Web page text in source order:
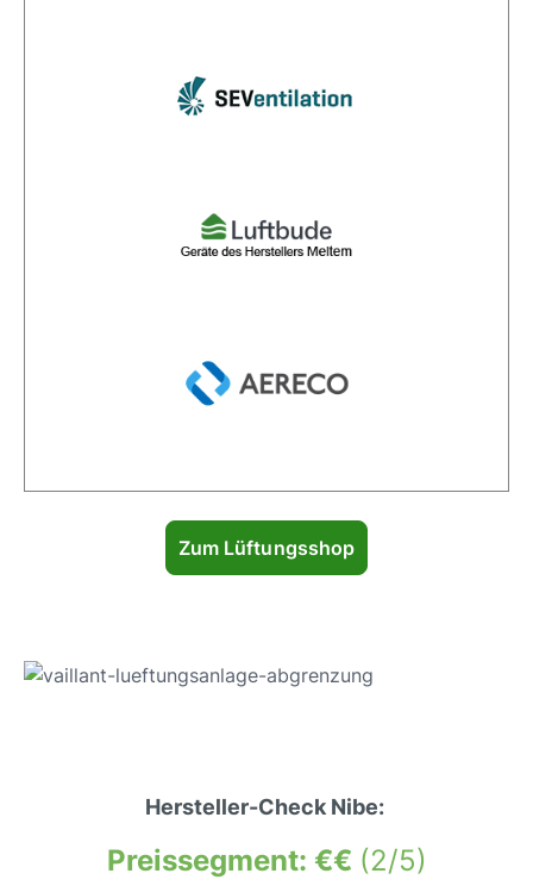
Zum Lüftungsshop
Hersteller-Check Nibe:
Preissegment: €€ (2/5)